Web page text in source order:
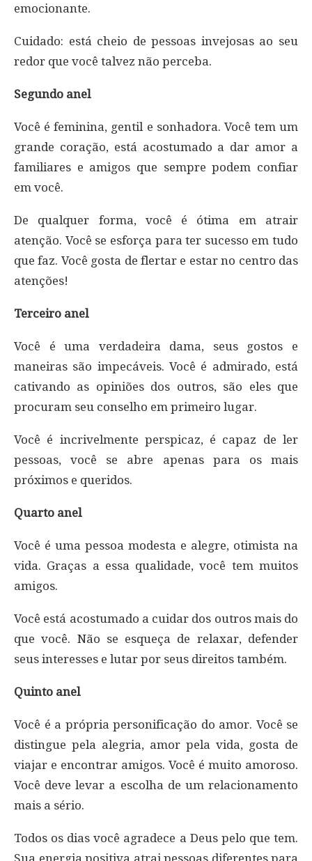
emocionante.
Cuidado: está cheio de pessoas invejosas ao seu
redor que você talvez não perceba.
Segundo anel
Você é feminina, gentil e sonhadora. Você tem um
grande coração, está acostumado a dar amor a
familiares e amigos que sempre podem confiar
em você.
De qualquer forma, você é ótima em atrair
atenção. Você se esforça para ter sucesso em tudo
que faz. Você gosta de flertar e estar no centro das
atenções!
Terceiro anel
Você é uma verdadeira dama, seus gostos e
maneiras são impecáveis. Você é admirado, está
cativando as opiniões dos outros, são eles que
procuram seu conselho em primeiro lugar.
Você é incrivelmente perspicaz, é capaz de ler
pessoas, você se abre apenas para os mais
próximos e queridos.
Quarto anel
Você é uma pessoa modesta e alegre, otimista na
vida. Graças a essa qualidade, você tem muitos
amigos.
Você está acostumado a cuidar dos outros mais do
que você. Não se esqueça de relaxar, defender
seus interesses e lutar por seus direitos também.
Quinto anel
Você é a própria personificação do amor. Você se
distingue pela alegria, amor pela vida, gosta de
viajar e encontrar amigos. Você é muito amoroso.
Você deve levar a escolha de um relacionamento
mais a sério.
Todos os dias você agradece a Deus pelo que tem.
Sua energia positiva atrai pessoas diferentes para